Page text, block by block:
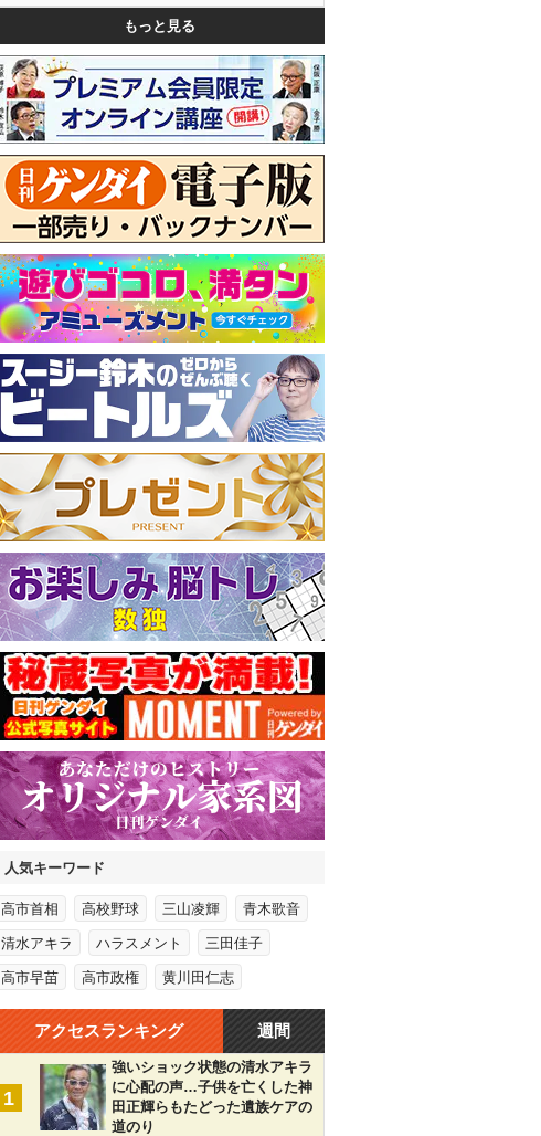
もっと見る
人気キーワード
高市首相 高校野球 三山凌輝 青木歌音
清水アキラ ハラスメント 三田佳子
高市早苗 高市政権 黄川田仁志
アクセスランキング 週間
1
強いショック状態の清水アキラ
に心配の声…子供を亡くした神
田正輝らもたどった遺族ケアの
道のり